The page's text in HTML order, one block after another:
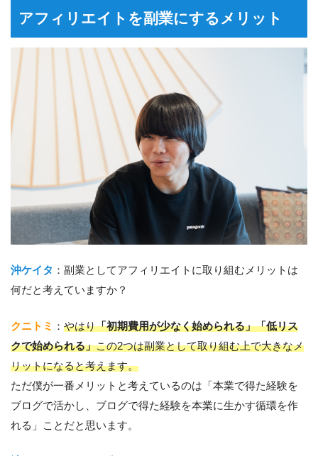
アフィリエイトを副業にするメリット
沖ケイタ ：副業としてアフィリエイトに取り組むメリットは
何だと考えていますか？
クニトミ ： やはり「初期費用が少なく始められる」「低リス
クで始められる」この2つは副業として取り組む上で大きなメ
リットになると考えます。
ただ僕が一番メリットと考えているのは「本業で得た経験を
ブログで活かし、ブログで得た経験を本業に生かす循環を作
れる」ことだと思います。